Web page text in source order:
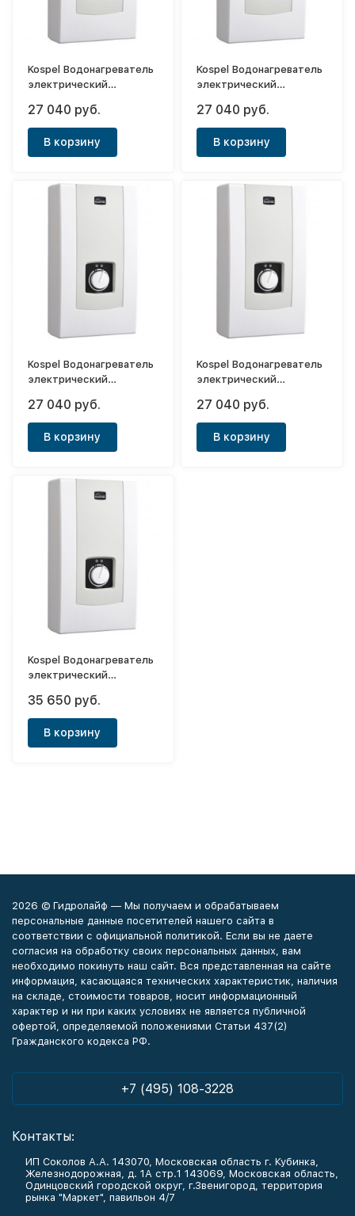
Kospel Водонагреватель
электрический
Hydraulic
27 040 руб.
В корзину
Kospel Водонагреватель
электрический
Hydraulic
27 040 руб.
В корзину
Kospel Водонагреватель
электрический
Hydraulic
27 040 руб.
В корзину
Kospel Водонагреватель
электрический
Hydraulic
27 040 руб.
В корзину
Kospel Водонагреватель
электрический
Hydraulic
35 650 руб.
В корзину
2026 © Гидролайф — Мы получаем и обрабатываем
персональные данные посетителей нашего сайта в
соответствии с официальной политикой. Если вы не даете
согласия на обработку своих персональных данных, вам
необходимо покинуть наш сайт. Вся представленная на сайте
информация, касающаяся технических характеристик, наличия
на складе, стоимости товаров, носит информационный
характер и ни при каких условиях не является публичной
офертой, определяемой положениями Статьи 437(2)
Гражданского кодекса РФ.
+7 (495) 108-3228
Контакты:
ИП Соколов А.А. 143070, Московская область г. Кубинка,
Железнодорожная, д. 1А стр.1 143069, Московская область,
Одинцовский городской округ, г.Звенигород, территория
рынка "Маркет", павильон 4/7